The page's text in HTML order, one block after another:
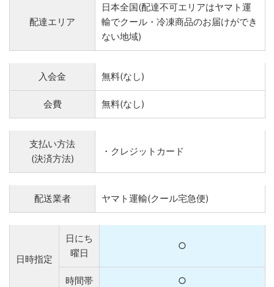
配達エリア
日本全国(配達不可エリアはヤマト運
輸でクール・冷凍商品のお届けができ
ない地域)
入会金 無料(なし)
会費 無料(なし)
支払い方法
(決済方法)
・クレジットカード
配送業者 ヤマト運輸(クール宅急便)
日時指定
日にち
曜日
○
時間帯 ○